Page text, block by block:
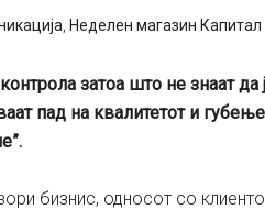
Неделен магазин Капитал
затоа што не знаат да
пад на квалитетот и
бизнис, односот со